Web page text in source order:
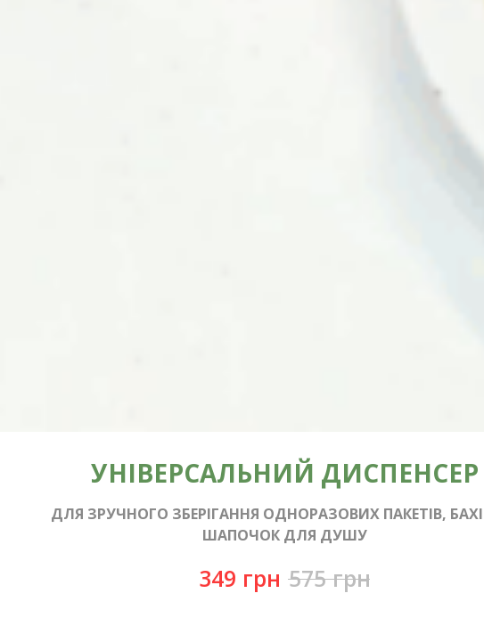
УНІВЕРСАЛЬНИЙ ДИСПЕНСЕР
ДЛЯ ЗРУЧНОГО ЗБЕРІГАННЯ ОДНОРАЗОВИХ ПАКЕТІВ,
ШАПОЧОК ДЛЯ ДУШУ
349 грн 575 грн